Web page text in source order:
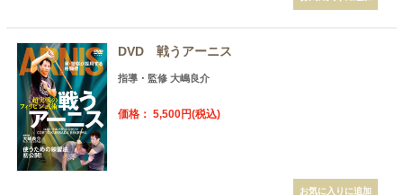
DVD 戦うアーニス
指導・監修 大嶋良介
価格： 5,500円(税込)